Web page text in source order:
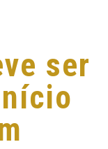
ser